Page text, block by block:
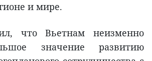
и мире.
что Вьетнам неизменно
значение развитию